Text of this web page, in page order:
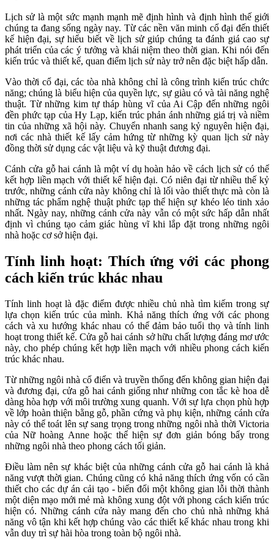
Lịch sử là một sức mạnh mạnh mẽ định hình và định hình thế giới
chúng ta đang sống ngày nay. Từ các nền văn minh cổ đại đến thiết
kế hiện đại, sự hiểu biết về lịch sử giúp chúng ta đánh giá cao sự
phát triển của các ý tưởng và khái niệm theo thời gian. Khi nói đến
kiến trúc và thiết kế, quan điểm lịch sử này trở nên đặc biệt hấp dẫn.
Vào thời cổ đại, các tòa nhà không chỉ là công trình kiến trúc chức
năng; chúng là biểu hiện của quyền lực, sự giàu có và tài năng nghệ
thuật. Từ những kim tự tháp hùng vĩ của Ai Cập đến những ngôi
đền phức tạp của Hy Lạp, kiến trúc phản ánh những giá trị và niềm
tin của những xã hội này. Chuyển nhanh sang kỷ nguyên hiện đại,
nơi các nhà thiết kế lấy cảm hứng từ những kỳ quan lịch sử này
đồng thời sử dụng các vật liệu và kỹ thuật đương đại.
Cánh cửa gỗ hai cánh là một ví dụ hoàn hảo về cách lịch sử có thể
kết hợp liền mạch với thiết kế hiện đại. Có niên đại từ nhiều thế kỷ
trước, những cánh cửa này không chỉ là lối vào thiết thực mà còn là
những tác phẩm nghệ thuật phức tạp thể hiện sự khéo léo tinh xảo
nhất. Ngày nay, những cánh cửa này vẫn có một sức hấp dẫn nhất
định vì chúng tạo cảm giác hùng vĩ khi lắp đặt trong những ngôi
nhà hoặc cơ sở hiện đại.
Tính linh hoạt: Thích ứng với các phong
cách kiến trúc khác nhau
Tính linh hoạt là đặc điểm được nhiều chủ nhà tìm kiếm trong sự
lựa chọn kiến trúc của mình. Khả năng thích ứng với các phong
cách và xu hướng khác nhau có thể đảm bảo tuổi thọ và tính linh
hoạt trong thiết kế. Cửa gỗ hai cánh sở hữu chất lượng đáng mơ ước
này, cho phép chúng kết hợp liền mạch với nhiều phong cách kiến
trúc khác nhau.
Từ những ngôi nhà cổ điển và truyền thống đến không gian hiện đại
và đương đại, cửa gỗ hai cánh giống như những con tắc kè hoa dễ
dàng hòa hợp với môi trường xung quanh. Với sự lựa chọn phù hợp
về lớp hoàn thiện bằng gỗ, phần cứng và phụ kiện, những cánh cửa
này có thể toát lên sự sang trọng trong những ngôi nhà thời Victoria
của Nữ hoàng Anne hoặc thể hiện sự đơn giản bóng bẩy trong
những ngôi nhà theo phong cách tối giản.
Điều làm nên sự khác biệt của những cánh cửa gỗ hai cánh là khả
năng vượt thời gian. Chúng cũng có khả năng thích ứng vốn có cần
thiết cho các dự án cải tạo - biến đổi một không gian lỗi thời thành
một diện mạo mới mẻ mà không xung đột với phong cách kiến trúc
hiện có. Những cánh cửa này mang đến cho chủ nhà những khả
năng vô tận khi kết hợp chúng vào các thiết kế khác nhau trong khi
vẫn duy trì sự hài hòa trong toàn bộ ngôi nhà.